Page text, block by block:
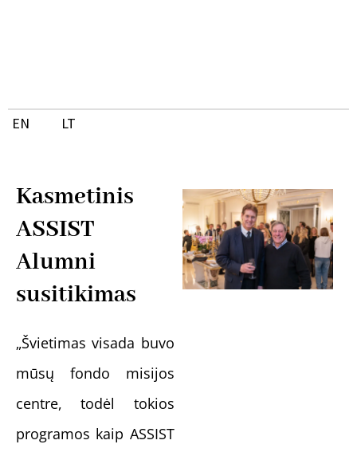
EN LT
Kasmetinis
ASSIST
Alumni
susitikimas
„Švietimas visada buvo
mūsų fondo misijos
centre, todėl tokios
programos kaip ASSIST